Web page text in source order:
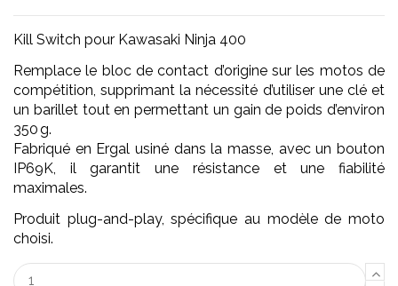
Kill Switch pour Kawasaki Ninja 400
Remplace le bloc de contact d’origine sur les motos de
compétition, supprimant la nécessité d’utiliser une clé et
un barillet tout en permettant un gain de poids d’environ
350 g.
Fabriqué en Ergal usiné dans la masse, avec un bouton
IP69K, il garantit une résistance et une fiabilité
maximales.
Produit plug-and-play, spécifique au modèle de moto
choisi.